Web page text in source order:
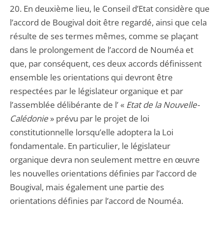
20. En deuxième lieu, le Conseil d’Etat considère que
l’accord de Bougival doit être regardé, ainsi que cela
résulte de ses termes mêmes, comme se plaçant
dans le prolongement de l’accord de Nouméa et
que, par conséquent, ces deux accords définissent
ensemble les orientations qui devront être
respectées par le législateur organique et par
l’assemblée délibérante de l’ « Etat de la Nouvelle-
Calédonie » prévu par le projet de loi
constitutionnelle lorsqu’elle adoptera la Loi
fondamentale. En particulier, le législateur
organique devra non seulement mettre en œuvre
les nouvelles orientations définies par l’accord de
Bougival, mais également une partie des
orientations définies par l’accord de Nouméa.